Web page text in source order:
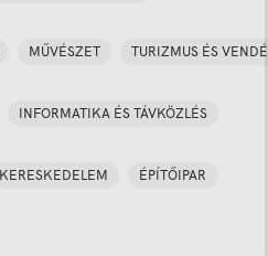
MŰVÉSZET TURIZMUS ÉS
INFORMATIKA ÉS TÁVKÖZLÉS
KERESKEDELEM ÉPÍTŐIPAR